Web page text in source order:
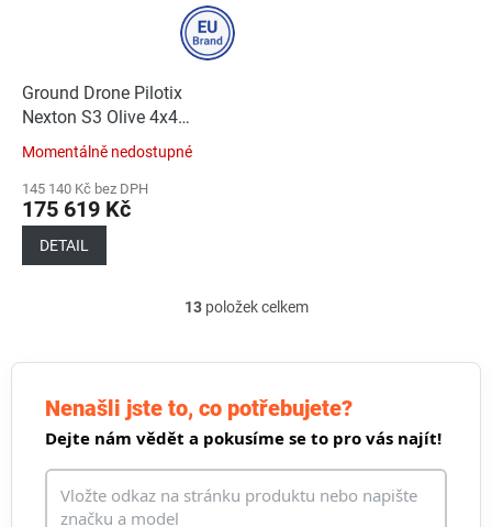
Ground Drone Pilotix
Nexton S3 Olive 4х4
2000W
Momentálně nedostupné
145 140 Kč bez DPH
175 619 Kč
DETAIL
O
l
d
a
c
í
r
13položek celkem
Nenašli jste to, co potřebujete?
Dejte nám vědět a pokusíme se to pro vás najít!